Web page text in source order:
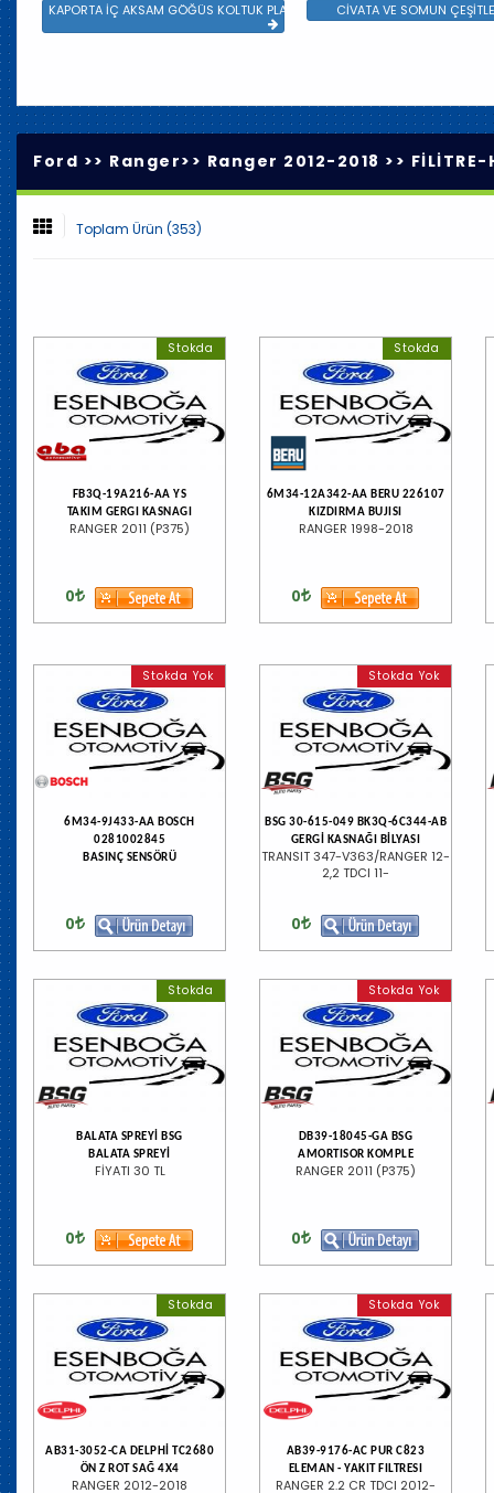
KAPORTA İÇ AKSAM GÖĞÜS KOLTUK PLASTİK VE SAC AKSAM
CİVATA VE SOMUN
Ford >> Ranger>> Ranger 2012-2018 >> FİLİTRE-
Toplam Ürün (353)
Stokda
FB3Q-19A216-AA YS
TAKIM GERGI KASNAGI
RANGER 2011 (P375)
0
Stokda
6M34-12A342-AA BERU 226107
KIZDIRMA BUJISI
RANGER 1998-2018
0
Stokda Yok
6M34-9J433-AA BOSCH
0281002845
BASINÇ SENSÖRÜ
0
Stokda Yok
BSG 30-615-049 BK3Q-6C344-AB
GERGİ KASNAĞI BİLYASI
TRANSIT 347-V363/RANGER 12-
2,2 TDCI 11-
0
Stokda
BALATA SPREYİ BSG
BALATA SPREYİ
FİYATI 30 TL
0
Stokda Yok
DB39-18045-GA BSG
AMORTISOR KOMPLE
RANGER 2011 (P375)
0
Stokda
AB31-3052-CA DELPHİ TC2680
ÖN Z ROT SAĞ 4X4
RANGER 2012-2018
Stokda Yok
AB39-9176-AC PUR C823
ELEMAN - YAKIT FILTRESI
RANGER 2.2 CR TDCI 2012-